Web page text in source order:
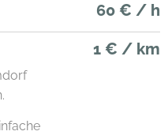
60 € / h
1 € / km